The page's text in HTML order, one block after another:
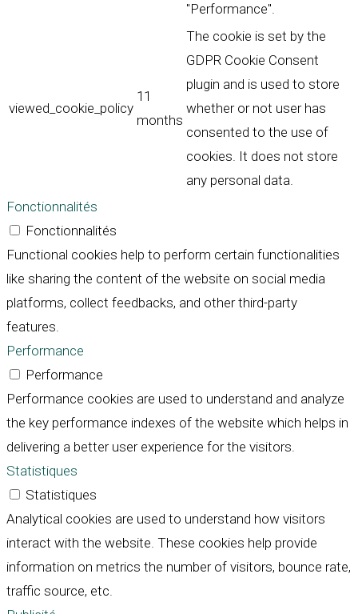
"Performance".
viewed_cookie_policy
11
months
The cookie is set by the
GDPR Cookie Consent
plugin and is used to store
whether or not user has
consented to the use of
cookies. It does not store
any personal data.
Fonctionnalités
Fonctionnalités
Functional cookies help to perform certain functionalities
like sharing the content of the website on social media
platforms, collect feedbacks, and other third-party
features.
Performance
Performance
Performance cookies are used to understand and analyze
the key performance indexes of the website which helps in
delivering a better user experience for the visitors.
Statistiques
Statistiques
Analytical cookies are used to understand how visitors
interact with the website. These cookies help provide
information on metrics the number of visitors, bounce rate,
traffic source, etc.